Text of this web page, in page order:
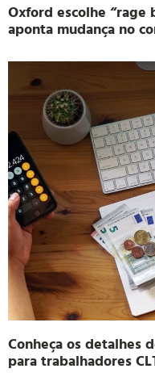
Oxford escolhe “rage
aponta mudança no
Conheça os detalhes
para trabalhadores